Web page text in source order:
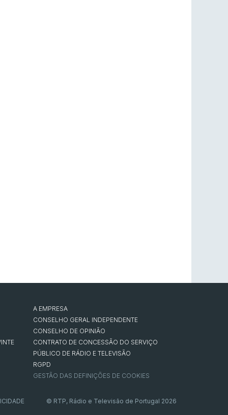
A EMPRESA
CONSELHO GERAL INDEPENDENTE
CONSELHO DE OPINIÃO
CONTRATO DE CONCESSÃO DO SERVIÇO
PÚBLICO DE RÁDIO E TELEVISÃO
RGPD
GESTÃO DAS DEFINIÇÕES DE COOKIES
© RTP, Rádio e Televisão de Portugal 2026